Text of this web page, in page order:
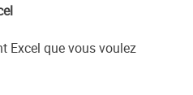
Excel que vous voulez